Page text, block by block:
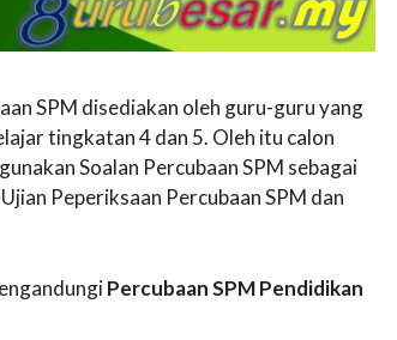
SPM disediakan oleh guru-guru yang
tingkatan 4 dan 5. Oleh itu calon
Soalan Percubaan SPM sebagai
Peperiksaan Percubaan SPM dan
Percubaan SPM Pendidikan